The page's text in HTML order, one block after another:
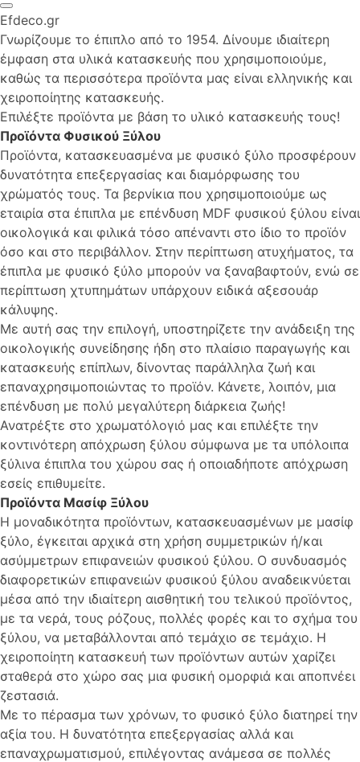
Efdeco.gr
Γνωρίζουμε το έπιπλο από το 1954. Δίνουμε ιδιαίτερη
έμφαση στα υλικά κατασκευής που χρησιμοποιούμε,
καθώς τα περισσότερα προϊόντα μας είναι ελληνικής και
χειροποίητης κατασκευής.
Επιλέξτε προϊόντα με βάση το υλικό κατασκευής τους!
Προϊόντα Φυσικού Ξύλου
Προϊόντα, κατασκευασμένα με φυσικό ξύλο προσφέρουν
δυνατότητα επεξεργασίας και διαμόρφωσης του
χρώματός τους. Τα βερνίκια που χρησιμοποιούμε ως
εταιρία στα έπιπλα με επένδυση MDF φυσικού ξύλου είναι
οικολογικά και φιλικά τόσο απέναντι στο ίδιο το προϊόν
όσο και στο περιβάλλον. Στην περίπτωση ατυχήματος, τα
έπιπλα με φυσικό ξύλο μπορούν να ξαναβαφτούν, ενώ σε
περίπτωση χτυπημάτων υπάρχουν ειδικά αξεσουάρ
κάλυψης.
Με αυτή σας την επιλογή, υποστηρίζετε την ανάδειξη της
οικολογικής συνείδησης ήδη στο πλαίσιο παραγωγής και
κατασκευής επίπλων, δίνοντας παράλληλα ζωή και
επαναχρησιμοποιώντας το προϊόν. Κάνετε, λοιπόν, μια
επένδυση με πολύ μεγαλύτερη διάρκεια ζωής!
Ανατρέξτε στο χρωματόλογιό μας και επιλέξτε την
κοντινότερη απόχρωση ξύλου σύμφωνα με τα υπόλοιπα
ξύλινα έπιπλα του χώρου σας ή οποιαδήποτε απόχρωση
εσείς επιθυμείτε.
Προϊόντα Μασίφ Ξύλου
Η μοναδικότητα προϊόντων, κατασκευασμένων με μασίφ
ξύλο, έγκειται αρχικά στη χρήση συμμετρικών ή/και
ασύμμετρων επιφανειών φυσικού ξύλου. Ο συνδυασμός
διαφορετικών επιφανειών φυσικού ξύλου αναδεικνύεται
μέσα από την ιδιαίτερη αισθητική του τελικού προϊόντος,
με τα νερά, τους ρόζους, πολλές φορές και το σχήμα του
ξύλου, να μεταβάλλονται από τεμάχιο σε τεμάχιο. Η
χειροποίητη κατασκευή των προϊόντων αυτών χαρίζει
σταθερά στο χώρο σας μια φυσική ομορφιά και αποπνέει
ζεστασιά.
Με το πέρασμα των χρόνων, το φυσικό ξύλο διατηρεί την
αξία του. Η δυνατότητα επεξεργασίας αλλά και
επαναχρωματισμού, επιλέγοντας ανάμεσα σε πολλές